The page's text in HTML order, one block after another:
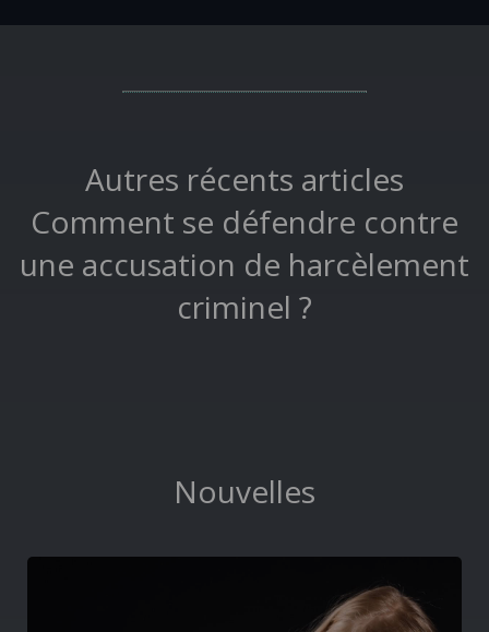
Autres récents articles
Comment se défendre contre
une accusation de harcèlement
criminel ?
Nouvelles